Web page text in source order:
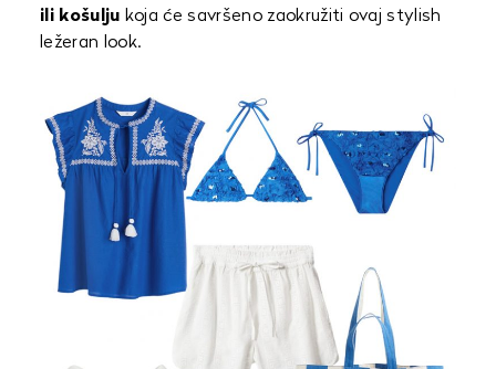
ili košulju koja će savršeno zaokružiti ovaj stylish
ležeran look.